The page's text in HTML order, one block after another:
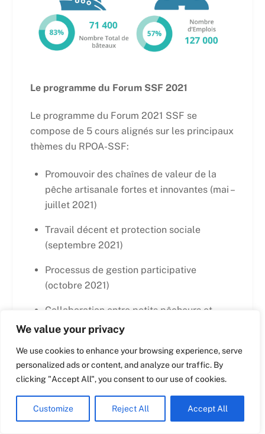
We value your privacy
We use cookies to enhance your browsing experience, serve
personalized ads or content, and analyze our traffic. By
clicking "Accept All", you consent to our use of cookies.
Customize Reject All Accept All
Le programme du Forum SSF 2021
Le programme du Forum 2021 SSF se
compose de 5 cours alignés sur les principaux
thèmes du RPOA-SSF:
Promouvoir des chaînes de valeur de la
pêche artisanale fortes et innovantes (mai –
juillet 2021)
Travail décent et protection sociale
(septembre 2021)
Processus de gestion participative
(octobre 2021)
Collaboration entre petits pêcheurs et
scientifiques: une stratégie pour améliorer
gestion des pêches (novembre 2021)
Les petits pêcheurs: gardiens de notre
environnement marin en mutation
(décembre 2021)
English
Croatian
Dutch